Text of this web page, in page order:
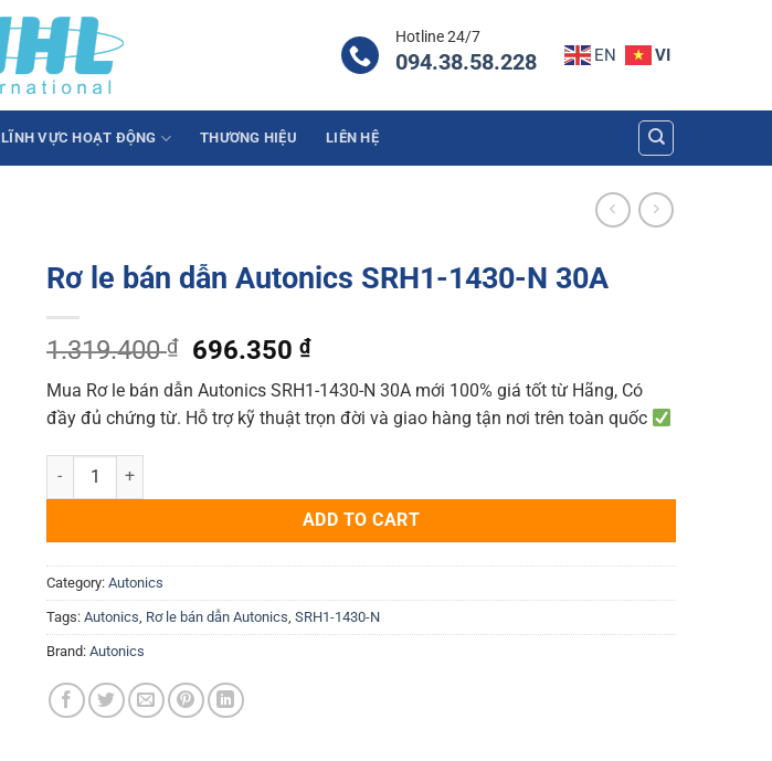
Hotline 24/7
094.38.58.228 EN VI
LĨNH VỰC HOẠT ĐỘNG THƯƠNG HIỆU LIÊN HỆ
Rơ le bán dẫn Autonics SRH1-1430-N 30A
1.319.400₫
Original
price
was:
1.319.400 ₫.
696.350₫Current
price
is:
696.350 ₫.
Mua Rơ le bán dẫn Autonics SRH1-1430-N 30A mới 100% giá tốt từ Hãng, Có
đầy đủ chứng từ. Hỗ trợ kỹ thuật trọn đời và giao hàng tận nơi trên toàn quốc
Rơ le bán dẫn Autonics SRH1-1430-N 30A quantity
ADD TO CART
Category: Autonics
Tags: Autonics Rơ le bán dẫn Autonics SRH1-1430-N
Brand: Autonics